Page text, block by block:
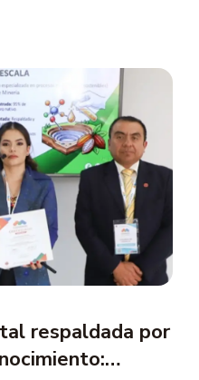
estrategias de
respaldada por